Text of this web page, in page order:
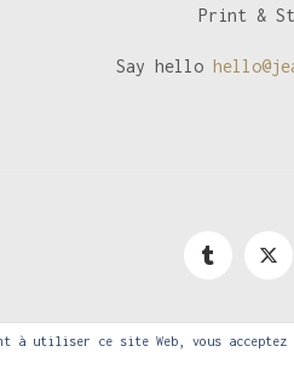
Print &
Say hello
© Jealous
à utiliser ce site Web, vous